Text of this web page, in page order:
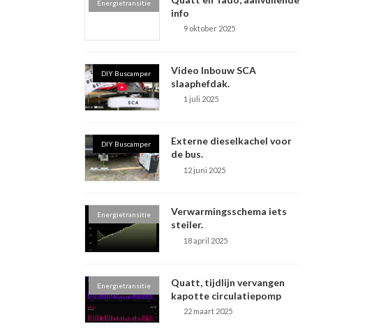
Energietransitie
info
9 oktober 2025
DIY Buscamper
Video Inbouw SCA
slaaphefdak.
1 juli 2025
DIY Buscamper
Externe dieselkachel voor
de bus.
12 juni 2025
Energietransitie
Verwarmingsschema iets
steiler.
18 april 2025
Energietransitie
Quatt, tijdlijn vervangen
kapotte circulatiepomp
22 maart 2025